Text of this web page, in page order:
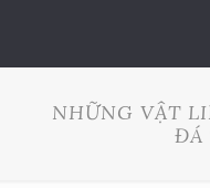
NHỮNG VẬT
ĐÁ